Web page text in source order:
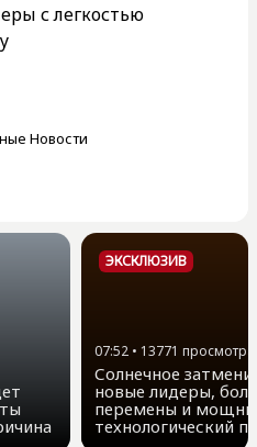
с легкостью
Новости
ЭКСКЛЮЗИВ
07:52 • 13771 просмотра
Солнечное
новые лидеры,
перемены и
технологический